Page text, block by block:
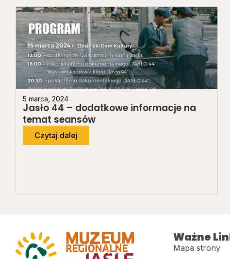
5 marca, 2024
Jasło 44 – dodatkowe informacje na
temat seansów
Czytaj dalej
Ważne
Mapa strony